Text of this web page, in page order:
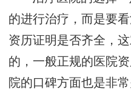
的进行治疗，而是要
资历证明是否齐全，
的，一般正规的医院
院的口碑方面也是非